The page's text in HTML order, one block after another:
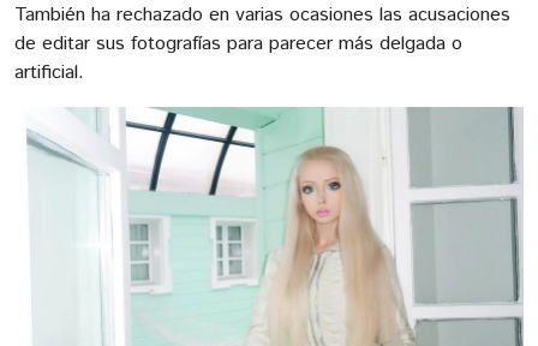
También ha rechazado en varias ocasiones las acusaciones
de editar sus fotografías para parecer más delgada o
artificial.